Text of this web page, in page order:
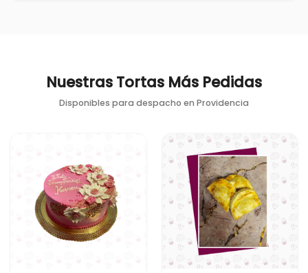
Nuestras Tortas Más Pedidas
Disponibles para despacho en Providencia